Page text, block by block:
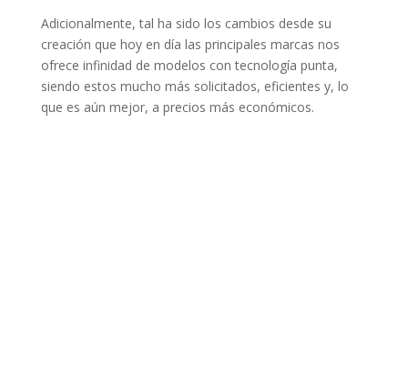
Adicionalmente, tal ha sido los cambios desde su
creación que hoy en día las principales marcas nos
ofrece infinidad de modelos con tecnología punta,
siendo estos mucho más solicitados, eficientes y, lo
que es aún mejor, a precios más económicos.